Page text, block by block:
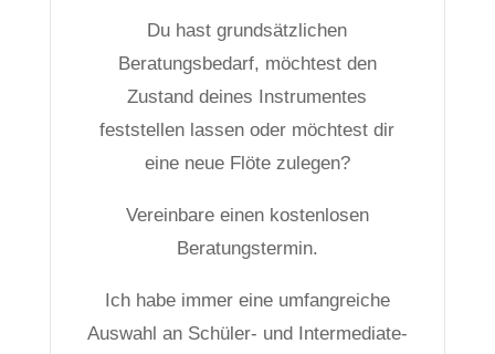
Du hast grundsätzlichen
Beratungsbedarf, möchtest den
Zustand deines Instrumentes
feststellen lassen oder möchtest dir
eine neue Flöte zulegen?
Vereinbare einen kostenlosen
Beratungstermin.
Ich habe immer eine umfangreiche
Auswahl an Schüler- und Intermediate-